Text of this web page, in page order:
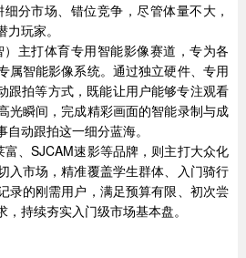
分市场、错位竞争，尽管体量不大，
玩家。
主打体育专用智能影像赛道，专为各
属智能影像系统。通过独立硬件、专用
跟拍等方式，既能让用户能够专注观看
光瞬间，完成精彩画面的智能录制与成
动跟拍这一细分蓝海。
、SJCAM速影等品牌，则主打大众化
入市场，精准覆盖学生群体、入门骑行
录的刚需用户，满足预算有限、初次尝
持续夯实入门级市场基本盘。